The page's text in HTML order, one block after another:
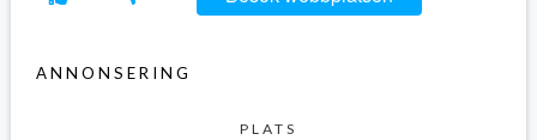
ANNONSERING
PLATS